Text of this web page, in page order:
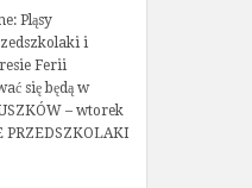
Pląsy
i
Ferii
się będą w
– wtorek
PRZEDSZKOLAKI